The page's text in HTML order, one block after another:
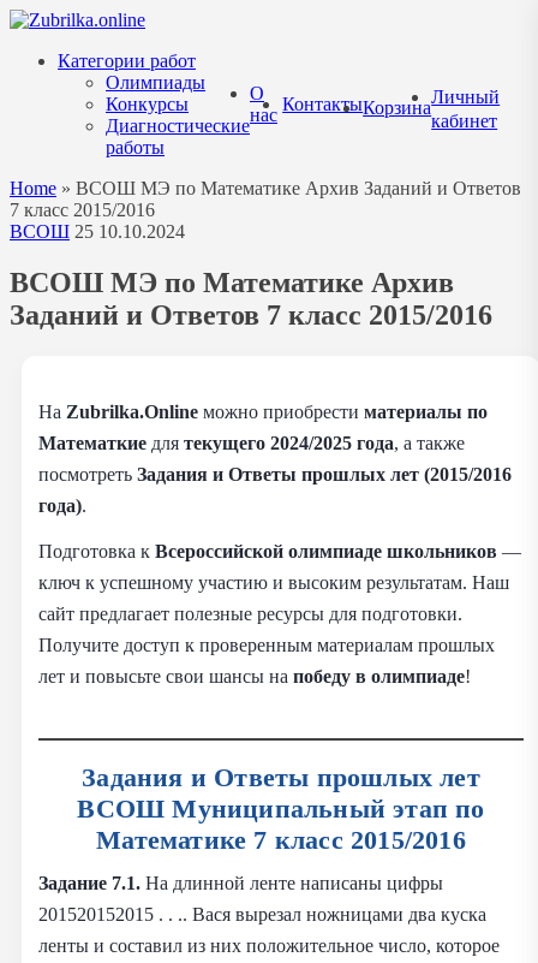
Перейти
содержанию
Категории работ
Олимпиады
Конкурсы
Диагностические
работы
О
нас
КонтактыКорзина
Личный
кабинет
Home » ВСОШ МЭ по Математике Архив Заданий и Ответов
7 класс 2015/2016
ВСОШ 25 10.10.2024
ВСОШ МЭ по Математике Архив
Заданий и Ответов 7 класс 2015/2016
На Zubrilka.Online можно приобрести материалы по
Математкие для текущего 2024/2025 года, а также
посмотреть Задания и Ответы прошлых лет (2015/2016
года).
Подготовка к Всероссийской олимпиаде школьников —
ключ к успешному участию и высоким результатам. Наш
сайт предлагает полезные ресурсы для подготовки.
Получите доступ к проверенным материалам прошлых
лет и повысьте свои шансы на победу в олимпиаде!
Задания и Ответы прошлых лет
ВСОШ Муниципальный этап по
Математике 7 класс 2015/2016
Задание 7.1. На длинной ленте написаны цифры
201520152015 . . .. Вася вырезал ножницами два куска
ленты и составил из них положительное число, которое